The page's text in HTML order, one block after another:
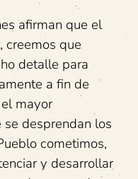
afirman que el
creemos que
detalle para
a fin de
mayor
desprendan los
cometimos,
y desarrollar